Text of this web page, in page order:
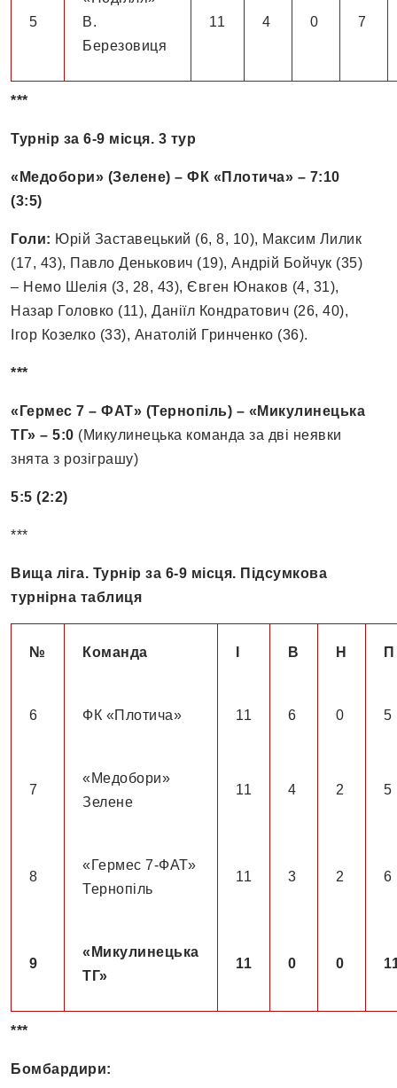
5
В.
Березовиця
11 4 0 7
***
Турнір за 6-9 місця. 3 тур
«Медобори» (Зелене) – ФК «Плотича» – 7:10
(3:5)
Голи: Юрій Заставецький (6, 8, 10), Максим Лилик
(17, 43), Павло Денькович (19), Андрій Бойчук (35)
– Немо Шелія (3, 28, 43), Євген Юнаков (4, 31),
Назар Головко (11), Даніїл Кондратович (26, 40),
Ігор Козелко (33), Анатолій Гринченко (36).
***
«Гермес 7 – ФАТ» (Тернопіль) – «Микулинецька
ТГ» – 5:0 (Микулинецька команда за дві неявки
знята з розіграшу)
5:5 (2:2)
***
Вища ліга. Турнір за 6-9 місця. Підсумкова
турнірна таблиця
№ Команда В Н П
6 ФК «Плотича» 11 6 0 5
7
«Медобори»
Зелене
11 4 2 5
8
«Гермес 7-ФАТ»
Тернопіль
11 3 2 6
9
«Микулинецька
ТГ»
11 0 0
***
Бомбардири: